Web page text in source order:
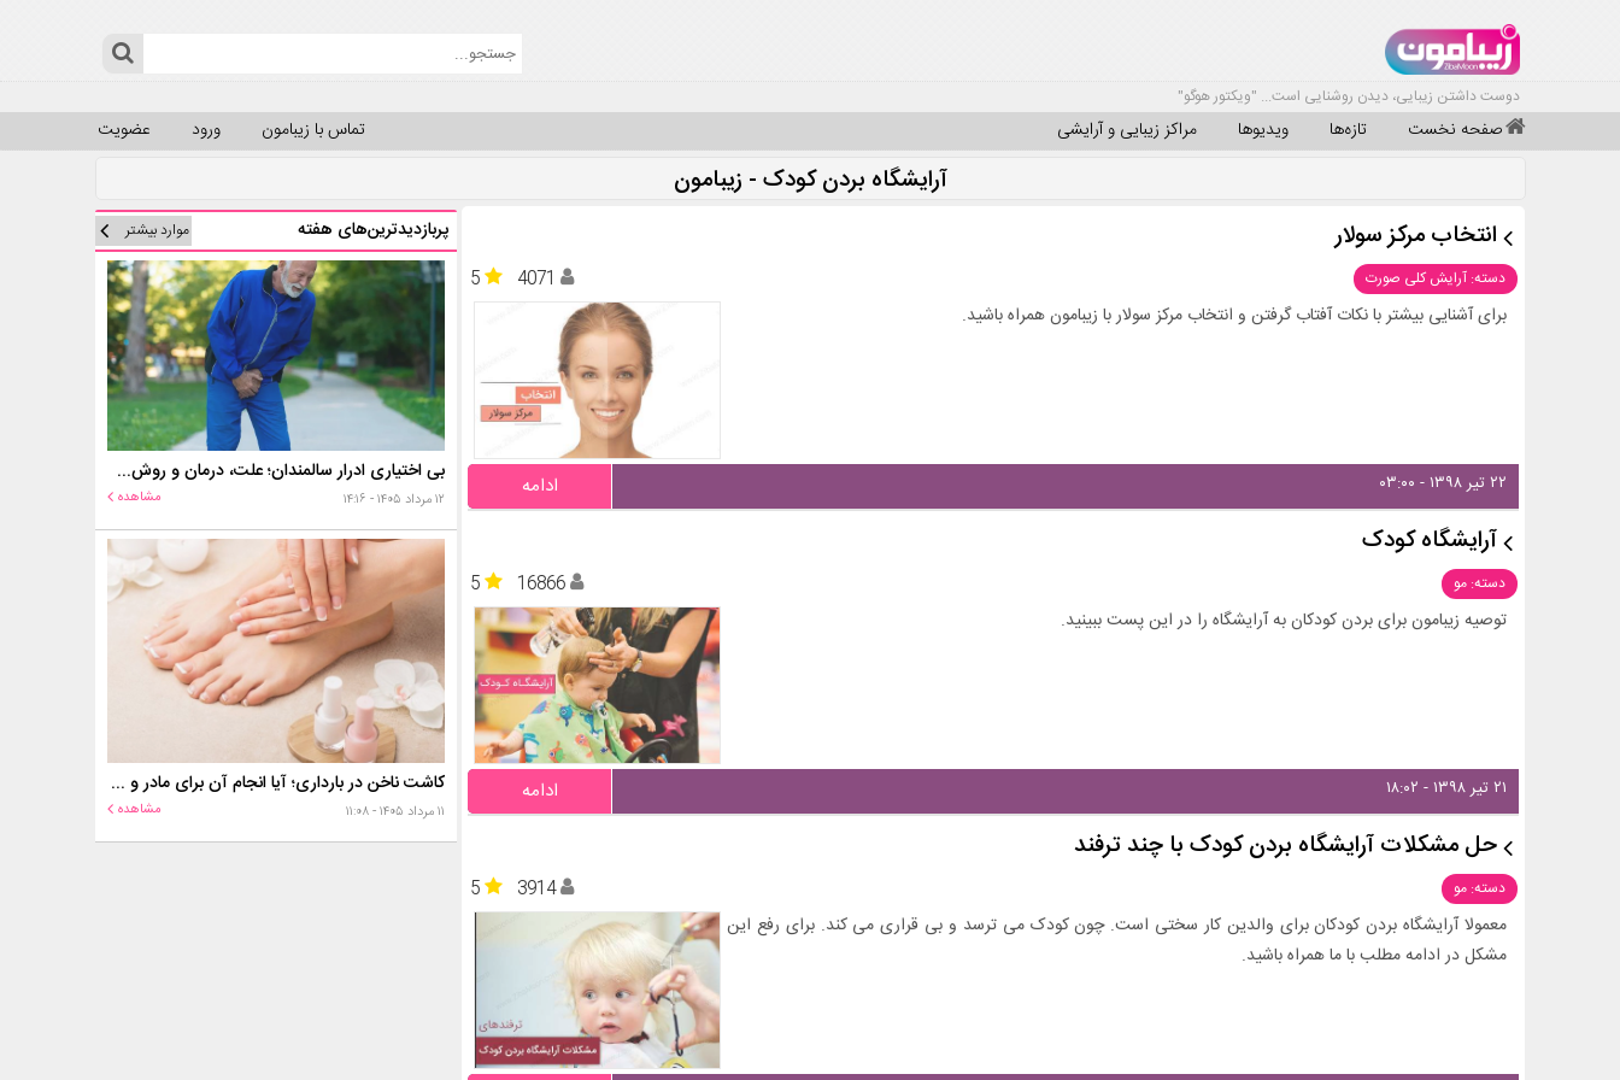
دوست داشتن زیبایی، دیدن روشنایی است... "ویکتور هوگو"
صفحه نخست تازه‌ها ویدیوها مراکز زیبایی و آرایشی عضویت ورود تماس با زیبامون
آرایشگاه بردن کودک - زیبامون
انتخاب مرکز سولار
دسته: آرایش کلی صورت 5
4071
برای آشنایی بیشتر با نکات آفتاب گرفتن و انتخاب مرکز سولار با زیبامون همراه باشید.
۲۲ تیر ۱۳۹۸ - ۰۳:۰۰ ادامه
آرایشگاه کودک
دسته: مو 5
16866
توصیه زیبامون برای بردن کودکان به آرایشگاه را در این پست ببینید.
۲۱ تیر ۱۳۹۸ - ۱۸:۰۲ ادامه
حل مشکلات آرایشگاه بردن کودک با چند ترفند
دسته: مو 5
3914
معمولا آرایشگاه بردن کودکان برای والدین کار سختی است. چون کودک می ترسد و بی قراری می کند. برای رفع این
مشکل در ادامه مطلب با ما همراه باشید.
پربازدیدترین‌های هفته موارد بیشتر
بی اختیاری ادرار سالمندان؛ علت، درمان و روش‌های کنترل در منزل
۱۲ مرداد ۱۴۰۵ - ۱۴:۱۶ مشاهده
کاشت ناخن در بارداری؛ آیا انجام آن برای مادر و جنین خطر دارد؟
۱۱ مرداد ۱۴۰۵ - ۱۱:۰۸ مشاهده